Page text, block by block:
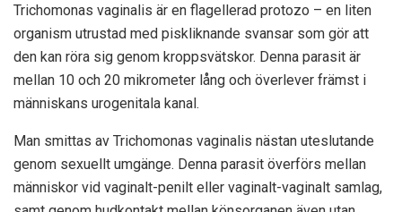
Trichomonas vaginalis är en flagellerad protozo – en liten
organism utrustad med piskliknande svansar som gör att
den kan röra sig genom kroppsvätskor. Denna parasit är
mellan 10 och 20 mikrometer lång och överlever främst i
människans urogenitala kanal.
Man smittas av Trichomonas vaginalis nästan uteslutande
genom sexuellt umgänge. Denna parasit överförs mellan
människor vid vaginalt-penilt eller vaginalt-vaginalt samlag,